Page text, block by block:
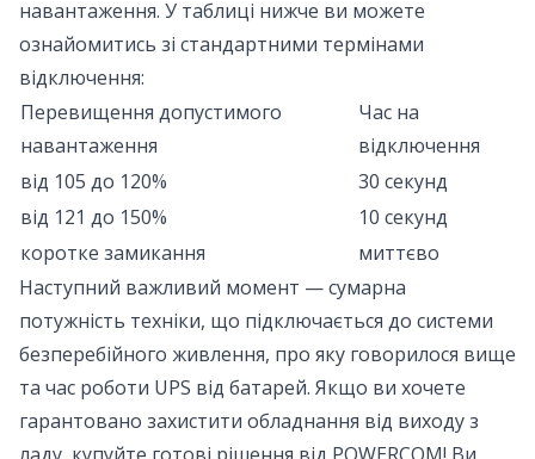
навантаження. У таблиці нижче ви можете
ознайомитись зі стандартними термінами
відключення:
Перевищення допустимого
навантаження
Час на
відключення
від 105 до 120%
30 секунд
від 121 до 150%
10 секунд
коротке замикання
миттєво
Наступний важливий момент — сумарна
потужність техніки, що підключається до системи
безперебійного живлення, про яку говорилося вище
та час роботи UPS від батарей. Якщо ви хочете
гарантовано захистити обладнання від виходу з